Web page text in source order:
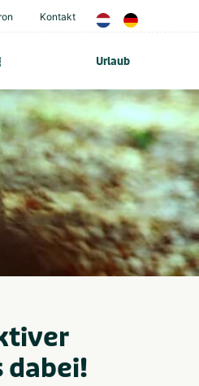
Kontakt
Urlaub
dabei!